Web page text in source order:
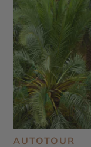
AUTOTOUR